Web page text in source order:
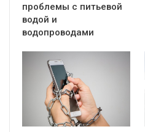
проблемы с питьевой
водой и
водопроводами